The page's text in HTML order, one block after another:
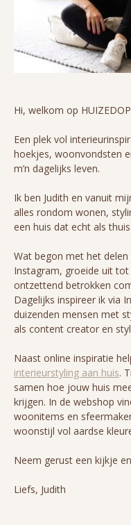
Hi, welkom op
Een plek vol
hoekjes, woonvondsten
m’n dagelijks leven.
Ik ben Judith en vanuit
alles rondom wonen,
een huis dat echt als
Wat begon met het delen
Instagram, groeide uit
ontzettend betrokken
Dagelijks inspireer ik via
duizenden mensen met
als content creator en
Naast online inspiratie
interieurstyling aan huis.
samen hoe jouw huis
krijgen. In de webshop
woonitems en
woonstijl vol aardse
Neem gerust een kijkje
Liefs, Judith